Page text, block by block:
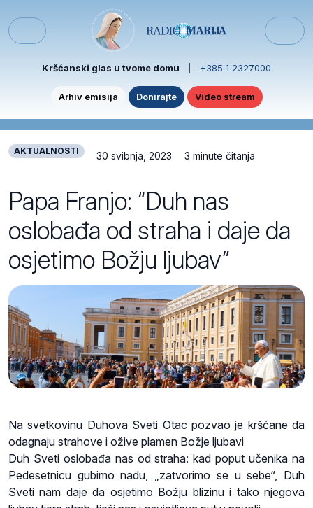
Menu
Kršćanski glas u tvome domu +385 1 2327000
Arhiv emisija Donirajte Video stream
AKTUALNOSTI 30 svibnja, 2023 3 minute čitanja
Papa Franjo: “Duh nas
oslobađa od straha i daje da
osjetimo Božju ljubav”
Na svetkovinu Duhova Sveti Otac pozvao je kršćane da
odagnaju strahove i ožive plamen Božje ljubavi
Duh Sveti oslobađa nas od straha: kad poput učenika na
Pedesetnicu gubimo nadu, „zatvorimo se u sebe“, Duh
Sveti nam daje da osjetimo Božju blizinu i tako njegova